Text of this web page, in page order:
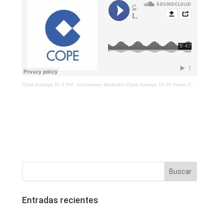
Cope Astorga 87.6 FM· Informativo Mediodía Cope Astorga 14.20 Horas 28 de Julio 2022
Entradas recientes